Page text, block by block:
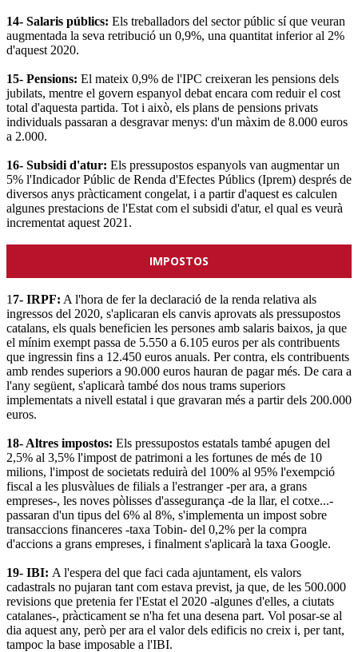
14- Salaris públics: Els treballadors del sector públic sí que veuran
augmentada la seva retribució un 0,9%, una quantitat inferior al 2%
d'aquest 2020.
15- Pensions: El mateix 0,9% de l'IPC creixeran les pensions dels
jubilats, mentre el govern espanyol debat encara com reduir el cost
total d'aquesta partida. Tot i això, els plans de pensions privats
individuals passaran a desgravar menys: d'un màxim de 8.000 euros
a 2.000.
16- Subsidi d'atur: Els pressupostos espanyols van augmentar un
5% l'Indicador Públic de Renda d'Efectes Públics (Iprem) després de
diversos anys pràcticament congelat, i a partir d'aquest es calculen
algunes prestacions de l'Estat com el subsidi d'atur, el qual es veurà
incrementat aquest 2021.
IMPOSTOS
1 7- IRPF: A l'hora de fer la declaració de la renda relativa als
ingressos del 2020, s'aplicaran els canvis aprovats als pressupostos
catalans, els quals beneficien les persones amb salaris baixos, ja que
el mínim exempt passa de 5.550 a 6.105 euros per als contribuents
que ingressin fins a 12.450 euros anuals. Per contra, els contribuents
amb rendes superiors a 90.000 euros hauran de pagar més. De cara a
l'any següent, s'aplicarà també dos nous trams superiors
implementats a nivell estatal i que gravaran més a partir dels 200.000
euros.
18- Altres impostos: Els pressupostos estatals també apugen del
2,5% al 3,5% l'impost de patrimoni a les fortunes de més de 10
milions, l'impost de societats reduirà del 100% al 95% l'exempció
fiscal a les plusvàlues de filials a l'estranger -per ara, a grans
empreses-, les noves pòlisses d'assegurança -de la llar, el cotxe...-
passaran d'un tipus del 6% al 8%, s'implementa un impost sobre
transaccions financeres -taxa Tobin- del 0,2% per la compra
d'accions a grans empreses, i finalment s'aplicarà la taxa Google.
19- IBI: A l'espera del que faci cada ajuntament, els valors
cadastrals no pujaran tant com estava previst, ja que, de les 500.000
revisions que pretenia fer l'Estat el 2020 -algunes d'elles, a ciutats
catalanes-, pràcticament se n'ha fet una desena part. Vol posar-se al
dia aquest any, però per ara el valor dels edificis no creix i, per tant,
tampoc la base imposable a l'IBI.